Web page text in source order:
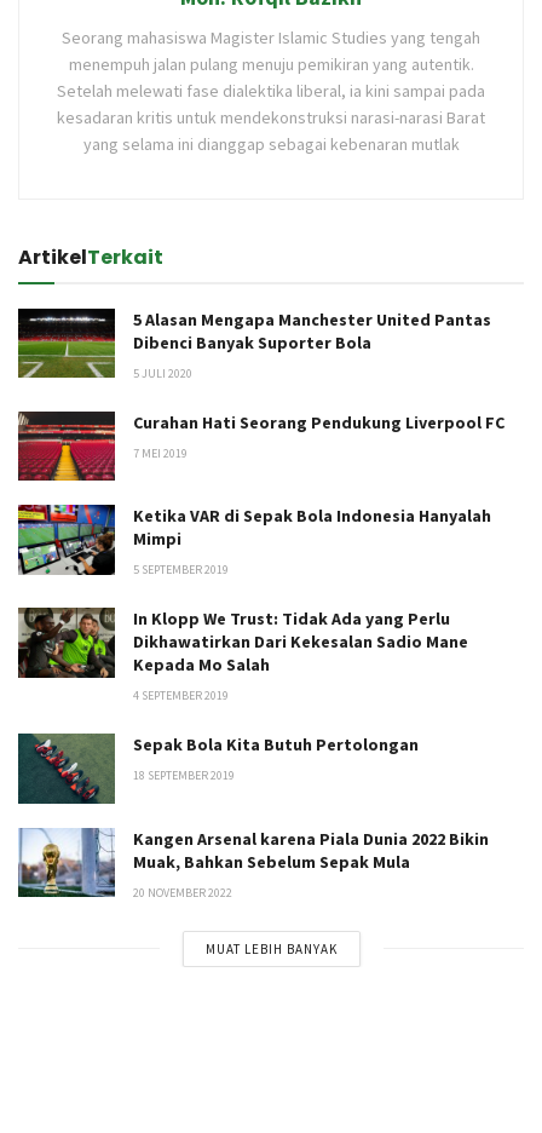
Seorang mahasiswa Magister Islamic Studies yang tengah
menempuh jalan pulang menuju pemikiran yang autentik.
Setelah melewati fase dialektika liberal, ia kini sampai pada
kesadaran kritis untuk mendekonstruksi narasi-narasi Barat
yang selama ini dianggap sebagai kebenaran mutlak
ArtikelTerkait
5 Alasan Mengapa Manchester United Pantas
Dibenci Banyak Suporter Bola
5 JULI 2020
Curahan Hati Seorang Pendukung Liverpool FC
7 MEI 2019
Ketika VAR di Sepak Bola Indonesia Hanyalah
Mimpi
5 SEPTEMBER 2019
In Klopp We Trust: Tidak Ada yang Perlu
Dikhawatirkan Dari Kekesalan Sadio Mane
Kepada Mo Salah
4 SEPTEMBER 2019
Sepak Bola Kita Butuh Pertolongan
18 SEPTEMBER 2019
Kangen Arsenal karena Piala Dunia 2022 Bikin
Muak, Bahkan Sebelum Sepak Mula
20 NOVEMBER 2022
MUAT LEBIH BANYAK